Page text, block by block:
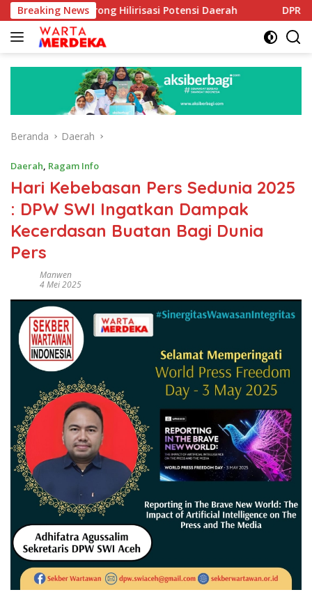
Langsung
ke
konten
Breaking News
Dorong Hilirisasi Potensi Daerah DPR Dorong
Beranda Daerah
Daerah, Ragam Info
Hari Kebebasan Pers Sedunia 2025
: DPW SWI Ingatkan Dampak
Kecerdasan Buatan Bagi Dunia
Pers
Manwen
4 Mei 2025